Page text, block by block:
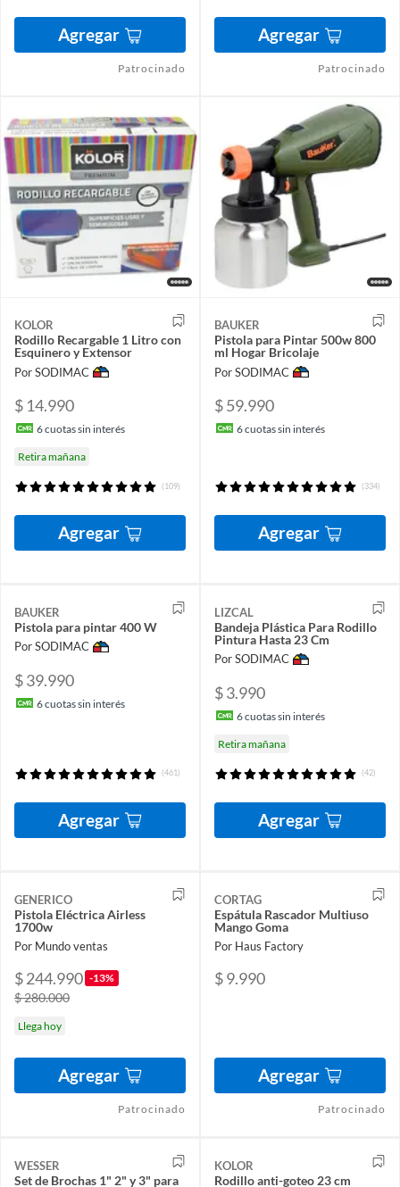
Agregar
Patrocinado
Agregar
Patrocinado
KOLOR
Rodillo Recargable 1 Litro con
Esquinero y Extensor
Por SODIMAC
$ 14.990
6cuotas sin interés
Retira mañana
(109)
Agregar
BAUKER
Pistola para Pintar 500w 800
ml Hogar Bricolaje
Por SODIMAC
$ 59.990
6cuotas sin interés
(334)
Agregar
BAUKER
Pistola para pintar 400 W
Por SODIMAC
$ 39.990
6cuotas sin interés
(461)
Agregar
LIZCAL
Bandeja Plástica Para Rodillo
Pintura Hasta 23 Cm
Por SODIMAC
$ 3.990
6cuotas sin interés
Retira mañana
(42)
Agregar
GENERICO
Pistola Eléctrica Airless
1700w
Por Mundo ventas
$ 244.990 -13%
$ 280.000
Llega hoy
Agregar
Patrocinado
CORTAG
Espátula Rascador Multiuso
Mango Goma
Por Haus Factory
$ 9.990
Agregar
Patrocinado
WESSER
Set de Brochas 1" 2" y 3" para
KOLOR
Rodillo anti-goteo 23 cm